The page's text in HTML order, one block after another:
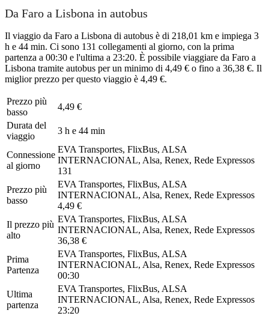
Da Faro a Lisbona in autobus
Il viaggio da Faro a Lisbona di autobus è di 218,01 km e impiega 3
h e 44 min. Ci sono 131 collegamenti al giorno, con la prima
partenza a 00:30 e l'ultima a 23:20. È possibile viaggiare da Faro a
Lisbona tramite autobus per un minimo di 4,49 € o fino a 36,38 €. Il
miglior prezzo per questo viaggio è 4,49 €.
Prezzo più
basso
4,49 €
Durata del
viaggio
3 h e 44 min
Connessione
al giorno
EVA Transportes, FlixBus, ALSA
INTERNACIONAL, Alsa, Renex, Rede Expressos
131
Prezzo più
basso
EVA Transportes, FlixBus, ALSA
INTERNACIONAL, Alsa, Renex, Rede Expressos
4,49 €
Il prezzo più
alto
EVA Transportes, FlixBus, ALSA
INTERNACIONAL, Alsa, Renex, Rede Expressos
36,38 €
Prima
Partenza
EVA Transportes, FlixBus, ALSA
INTERNACIONAL, Alsa, Renex, Rede Expressos
00:30
Ultima
partenza
EVA Transportes, FlixBus, ALSA
INTERNACIONAL, Alsa, Renex, Rede Expressos
23:20